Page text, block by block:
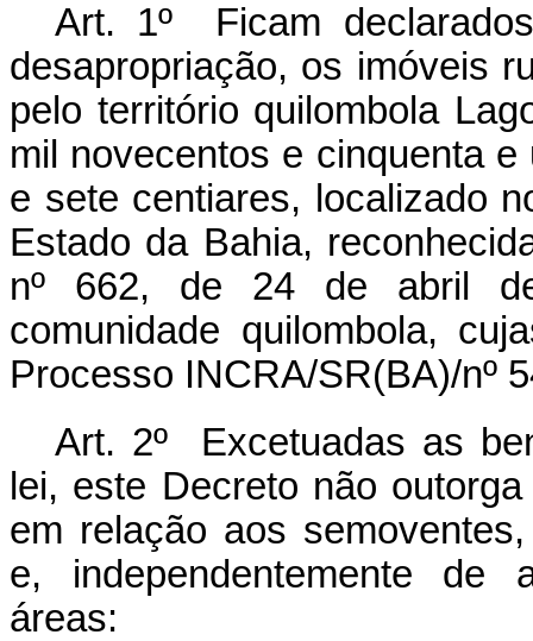
Art. 1º Ficam
desapropriação, os imóveis
pelo território quilombola
mil novecentos e cinquenta
e sete centiares, localizado
Estado da Bahia,
nº 662, de 24 de abril
comunidade quilombola,
Processo INCRA/SR(BA)/nº
Art. 2º Excetuadas as
lei, este Decreto não
em relação aos
e, independentemente de
áreas: